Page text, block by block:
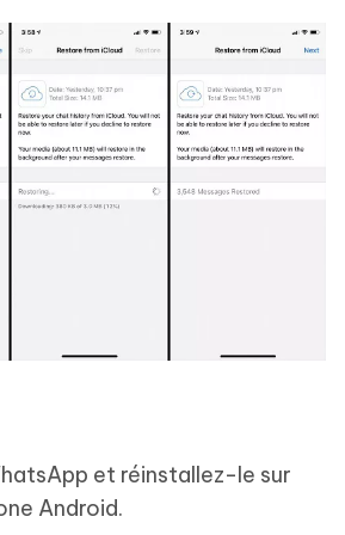
et réinstallez-le sur
Android.